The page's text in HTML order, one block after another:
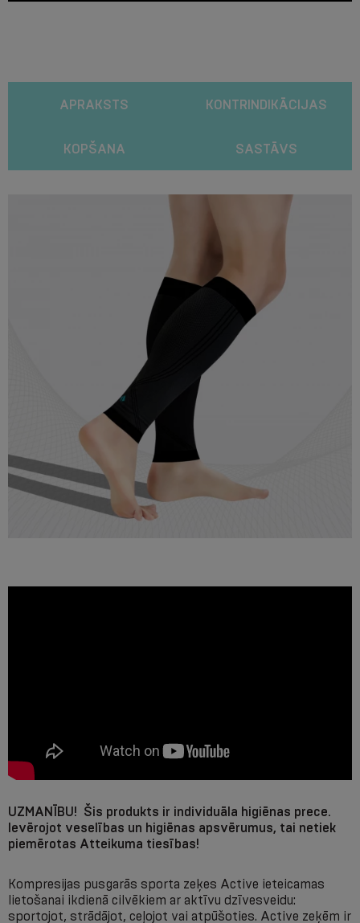
APRAKSTS KONTRINDIKĀCIJAS
KOPŠANA SASTĀVS
UZMANĪBU! Šis produkts ir individuāla higiēnas prece.
Ievērojot veselības un higiēnas apsvērumus, tai netiek
piemērotas Atteikuma tiesības!
Kompresijas pusgarās sporta zeķes Active ieteicamas
lietošanai ikdienā cilvēkiem ar aktīvu dzīvesveidu:
sportojot, strādājot, ceļojot vai atpūšoties. Active zeķēm ir